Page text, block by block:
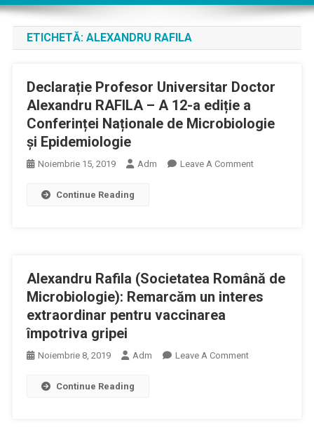
ETICHETĂ: ALEXANDRU RAFILA
Declarație Profesor Universitar Doctor
Alexandru RAFILA – A 12-a ediție a
Conferinței Naționale de Microbiologie
și Epidemiologie
Noiembrie 15, 2019 Adm Leave A CommentOn
–
A
Continue Reading
Alexandru Rafila (Societatea Română de
Microbiologie): Remarcăm un interes
extraordinar pentru vaccinarea
împotriva gripei
Noiembrie 8, 2019 Adm Leave A CommentOn
Continue Reading